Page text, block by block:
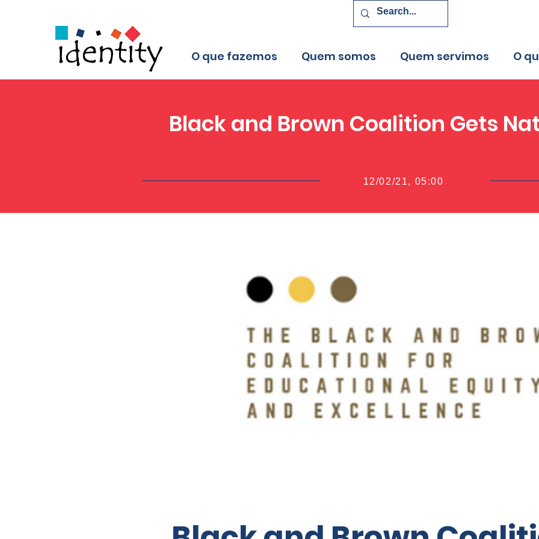
O que fazemos Quem somos Quem servimos O
Black and Brown Coalition Gets
12/02/21, 05:00